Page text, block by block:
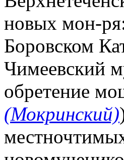
новых мон-
Боровском
Чимеевский
обретение
(Мокринский)